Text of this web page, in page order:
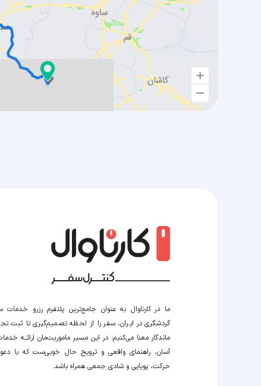
ما در کارناوال به عنوان جامع‌ترین پلتفرم رزرو خدمات
گردشگری در ایران، سفر را از لحظه‌ تصمیم‌گیری تا ثبت
ماندگار معنا می‌کنیم؛ در این مسیر‍ ماموریت‌مان اراﺋــﻪ
آسان، راهنمای واقعی و ترویج حال خوبی‌ست که با
حرکت، پویایی و شادی جمعی همراه باشد.